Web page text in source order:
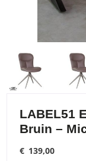
LABEL51
Bruin –
€ 139,00